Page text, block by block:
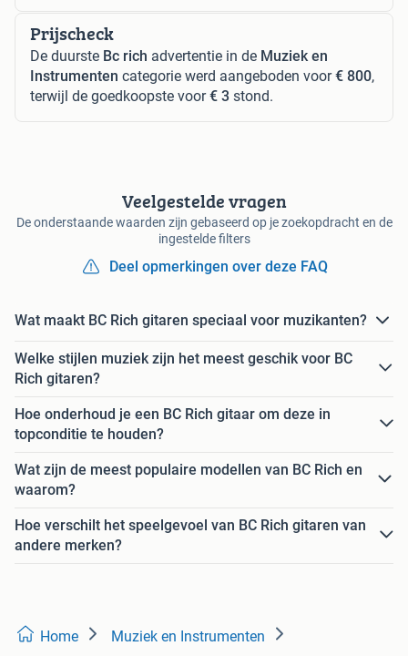
Prijscheck
De duurste Bc rich advertentie in de Muziek en
Instrumenten categorie werd aangeboden voor€ 800,
terwijl de goedkoopste voor€ 3 stond.
Veelgestelde vragen
De onderstaande waarden zijn gebaseerd op je zoekopdracht en de
ingestelde filters
Deel opmerkingen over deze FAQ
Wat maakt BC Rich gitaren speciaal voor muzikanten?
Welke stijlen muziek zijn het meest geschik voor BC
Rich gitaren?
Hoe onderhoud je een BC Rich gitaar om deze in
topconditie te houden?
Wat zijn de meest populaire modellen van BC Rich en
waarom?
Hoe verschilt het speelgevoel van BC Rich gitaren van
andere merken?
Home Muziek en Instrumenten